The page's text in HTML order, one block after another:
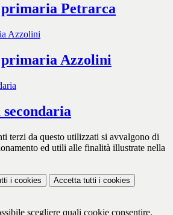
Petrarca
Azzolini
terzi da questo utilizzati si avvalgono di
ed utili alle finalità illustrate nella
i cookies Accetta tutti i cookies
scegliere quali cookie consentire.